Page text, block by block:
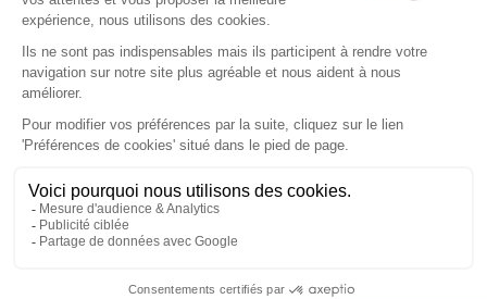
Près de 1000
magazines
Garanties des prix les +
Satisfait ou remboursé
Paiement sécurisé